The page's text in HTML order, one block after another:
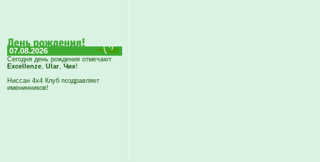
07.08.2026
Сегодня день рождения отмечают
Excellenze, Ular, Чик!
Ниссан 4х4 Клуб поздравляет
именинников!